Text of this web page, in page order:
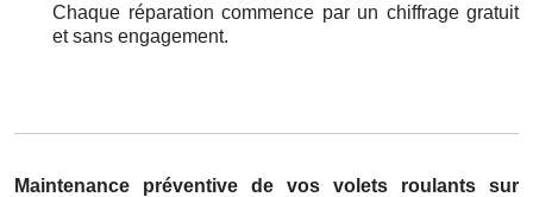
Chaque réparation commence par un chiffrage gratuit
et sans engagement.
Maintenance préventive de vos volets roulants sur